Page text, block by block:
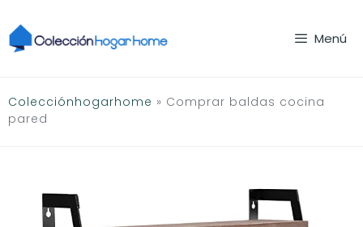
al
contenido
Menú
Colecciónhogarhome » Comprar baldas cocina
pared